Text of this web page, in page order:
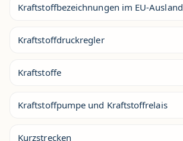
Kraftstoffbezeichnungen im EU-Ausland
Kraftstoffdruckregler
Kraftstoffe
Kraftstoffpumpe und Kraftstoffrelais
Kurzstrecken